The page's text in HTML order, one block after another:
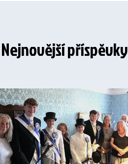
Nejnovější příspěvky